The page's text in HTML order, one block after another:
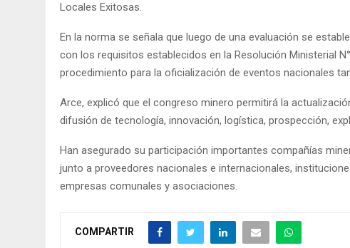
Locales Exitosas.
En la norma se señala que luego de una evaluación se
con los requisitos establecidos en la Resolución Ministerial
procedimiento para la oficialización de eventos nacionales
Arce, explicó que el congreso minero permitirá la
difusión de tecnología, innovación, logística, prospección,
Han asegurado su participación importantes compañías
junto a proveedores nacionales e internacionales,
empresas comunales y asociaciones.
COMPARTIR